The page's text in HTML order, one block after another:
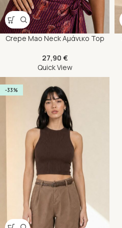
Crepe Mao Neck Αμάνικο Top
27,90 €
Quick View
-33%